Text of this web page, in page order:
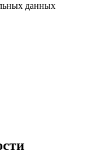
данных